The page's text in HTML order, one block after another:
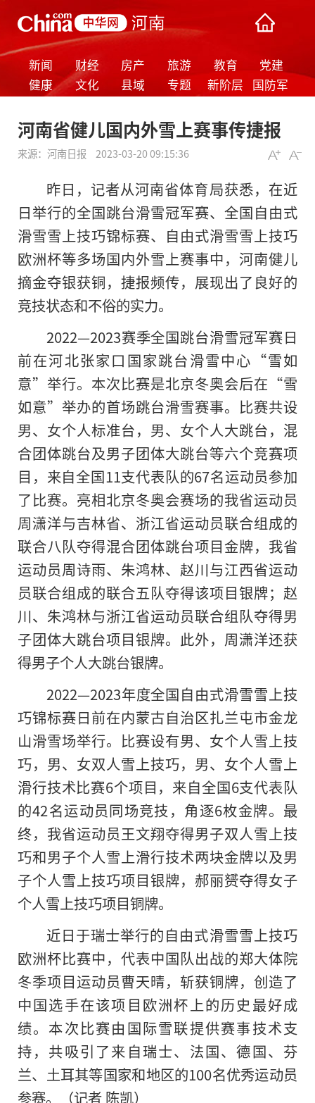
新闻 财经 房产 旅游 教育
党建
健康
文化 县域 专题 新阶层
国防军
河南省健儿国内外雪上赛事传捷报
来源： 河南日报 2023-03-20 09:15:36
昨日，记者从河南省体育局获悉，在近
日举行的全国跳台滑雪冠军赛、全国自由式
滑雪雪上技巧锦标赛、自由式滑雪雪上技巧
欧洲杯等多场国内外雪上赛事中，河南健儿
摘金夺银获铜，捷报频传，展现出了良好的
竞技状态和不俗的实力。
2022—2023赛季全国跳台滑雪冠军赛日
前在河北张家口国家跳台滑雪中心“雪如
意”举行。本次比赛是北京冬奥会后在“雪
如意”举办的首场跳台滑雪赛事。比赛共设
男、女个人标准台，男、女个人大跳台，混
合团体跳台及男子团体大跳台等六个竞赛项
目，来自全国11支代表队的67名运动员参加
了比赛。亮相北京冬奥会赛场的我省运动员
周潇洋与吉林省、浙江省运动员联合组成的
联合八队夺得混合团体跳台项目金牌，我省
运动员周诗雨、朱鸿林、赵川与江西省运动
员联合组成的联合五队夺得该项目银牌；赵
川、朱鸿林与浙江省运动员联合组队夺得男
子团体大跳台项目银牌。此外，周潇洋还获
得男子个人大跳台银牌。
2022—2023年度全国自由式滑雪雪上技
巧锦标赛日前在内蒙古自治区扎兰屯市金龙
山滑雪场举行。比赛设有男、女个人雪上技
巧，男、女双人雪上技巧，男、女个人雪上
滑行技术比赛6个项目，来自全国6支代表队
的42名运动员同场竞技，角逐6枚金牌。最
终，我省运动员王文翔夺得男子双人雪上技
巧和男子个人雪上滑行技术两块金牌以及男
子个人雪上技巧项目银牌，郝丽赟夺得女子
个人雪上技巧项目铜牌。
近日于瑞士举行的自由式滑雪雪上技巧
欧洲杯比赛中，代表中国队出战的郑大体院
冬季项目运动员曹天晴，斩获铜牌，创造了
中国选手在该项目欧洲杯上的历史最好成
绩。本次比赛由国际雪联提供赛事技术支
持，共吸引了来自瑞士、法国、德国、芬
兰、土耳其等国家和地区的100名优秀运动员
参赛。（记者 陈凯）